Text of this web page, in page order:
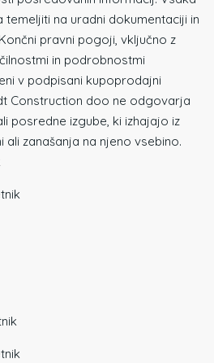
na uradni dokumentaciji in
pravni pogoji, vključno z
in podrobnostmi
v podpisani kupoprodajni
Construction doo ne odgovarja
posredne izgube, ki izhajajo iz
zanašanja na njeno vsebino.